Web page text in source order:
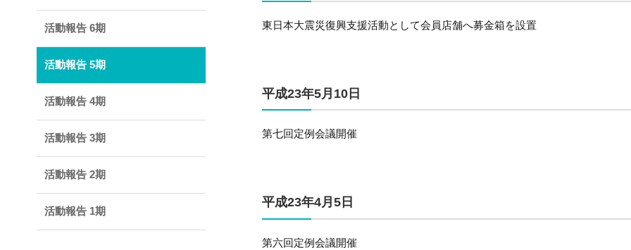
東日本大震災復興支援活動として会員店舗へ募金箱を設置
平成23年5月10日
第七回定例会議開催
平成23年4月5日
第六回定例会議開催
活動報告 6期
活動報告 5期
活動報告 4期
活動報告 3期
活動報告 2期
活動報告 1期